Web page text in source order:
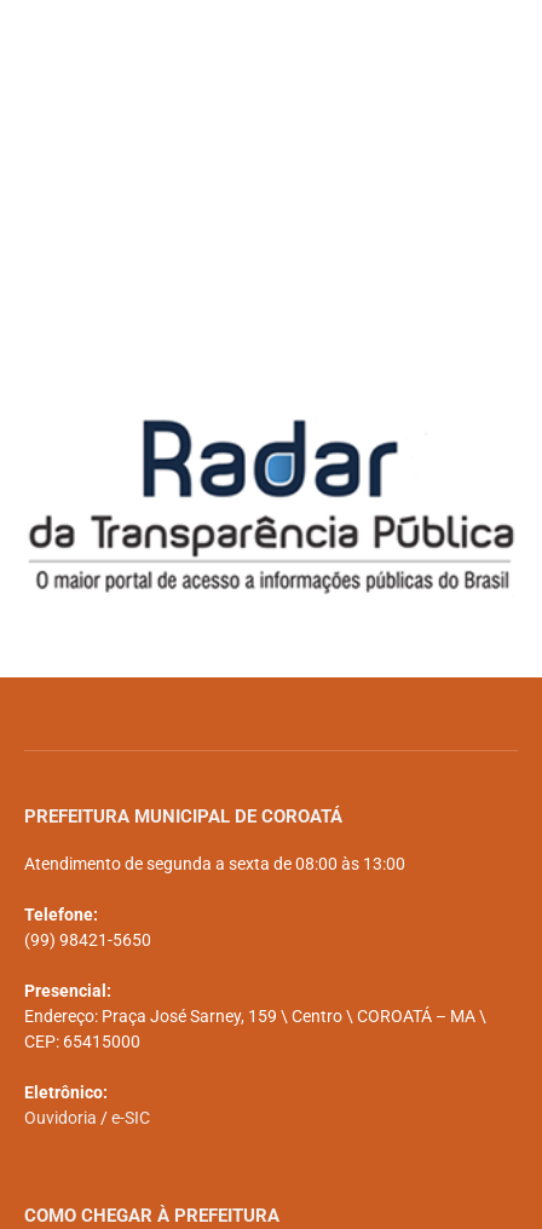
PREFEITURA MUNICIPAL DE COROATÁ
Atendimento de segunda a sexta de 08:00 às 13:00
Telefone:
(99) 98421-5650
Presencial:
Endereço: Praça José Sarney, 159 \ Centro \ COROATÁ – MA \
CEP: 65415000
Eletrônico:
Ouvidoria /e-SIC
COMO CHEGAR À PREFEITURA